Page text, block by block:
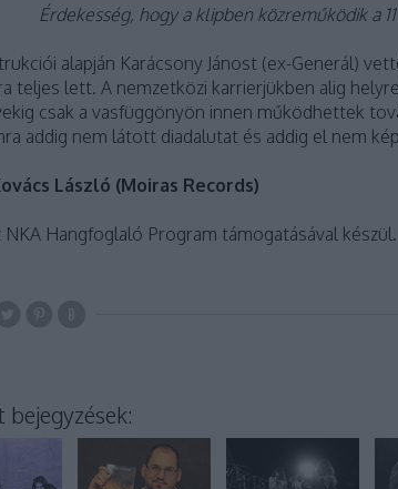
Érdekesség, hogy a klipben közreműködik a
alapján Karácsony Jánost (ex-Generál)
teljes lett. A nemzetközi karrierjükben alig
csak a vasfüggönyön innen működhettek
addig nem látott diadalutat és addig el nem
László (Moiras Records)
NKA Hangfoglaló Program támogatásával készül.